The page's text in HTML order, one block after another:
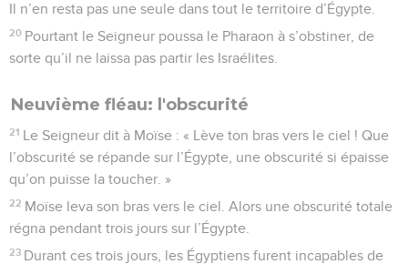
Il n’en resta pas une seule dans tout le territoire d’Égypte.
20 Pourtant le Seigneur poussa le Pharaon à s’obstiner, de
sorte qu’il ne laissa pas partir les Israélites.
Neuvième fléau: l'obscurité
21 Le Seigneur dit à Moïse : « Lève ton bras vers le ciel ! Que
l’obscurité se répande sur l’Égypte, une obscurité si épaisse
qu’on puisse la toucher. »
22 Moïse leva son bras vers le ciel. Alors une obscurité totale
régna pendant trois jours sur l’Égypte.
23 Durant ces trois jours, les Égyptiens furent incapables de